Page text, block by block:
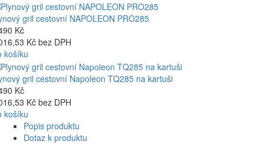
gril cestovní NAPOLEON PRO285
Kč
Kč bez DPH
košíku
gril cestovní Napoleon TQ285 na kartuši
Kč
Kč bez DPH
košíku
Popis produktu
Dotaz k produktu